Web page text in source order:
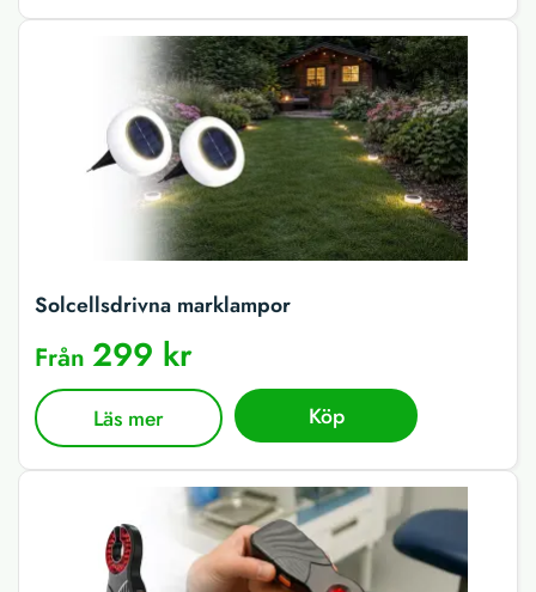
Solcellsdrivna marklampor
Från 299 kr
Läs mer Köp